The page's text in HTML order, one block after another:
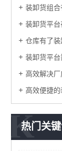
装卸货组
装卸货平
仓库有了
装卸货平台
高效解决
高效便捷的
热门关键
K